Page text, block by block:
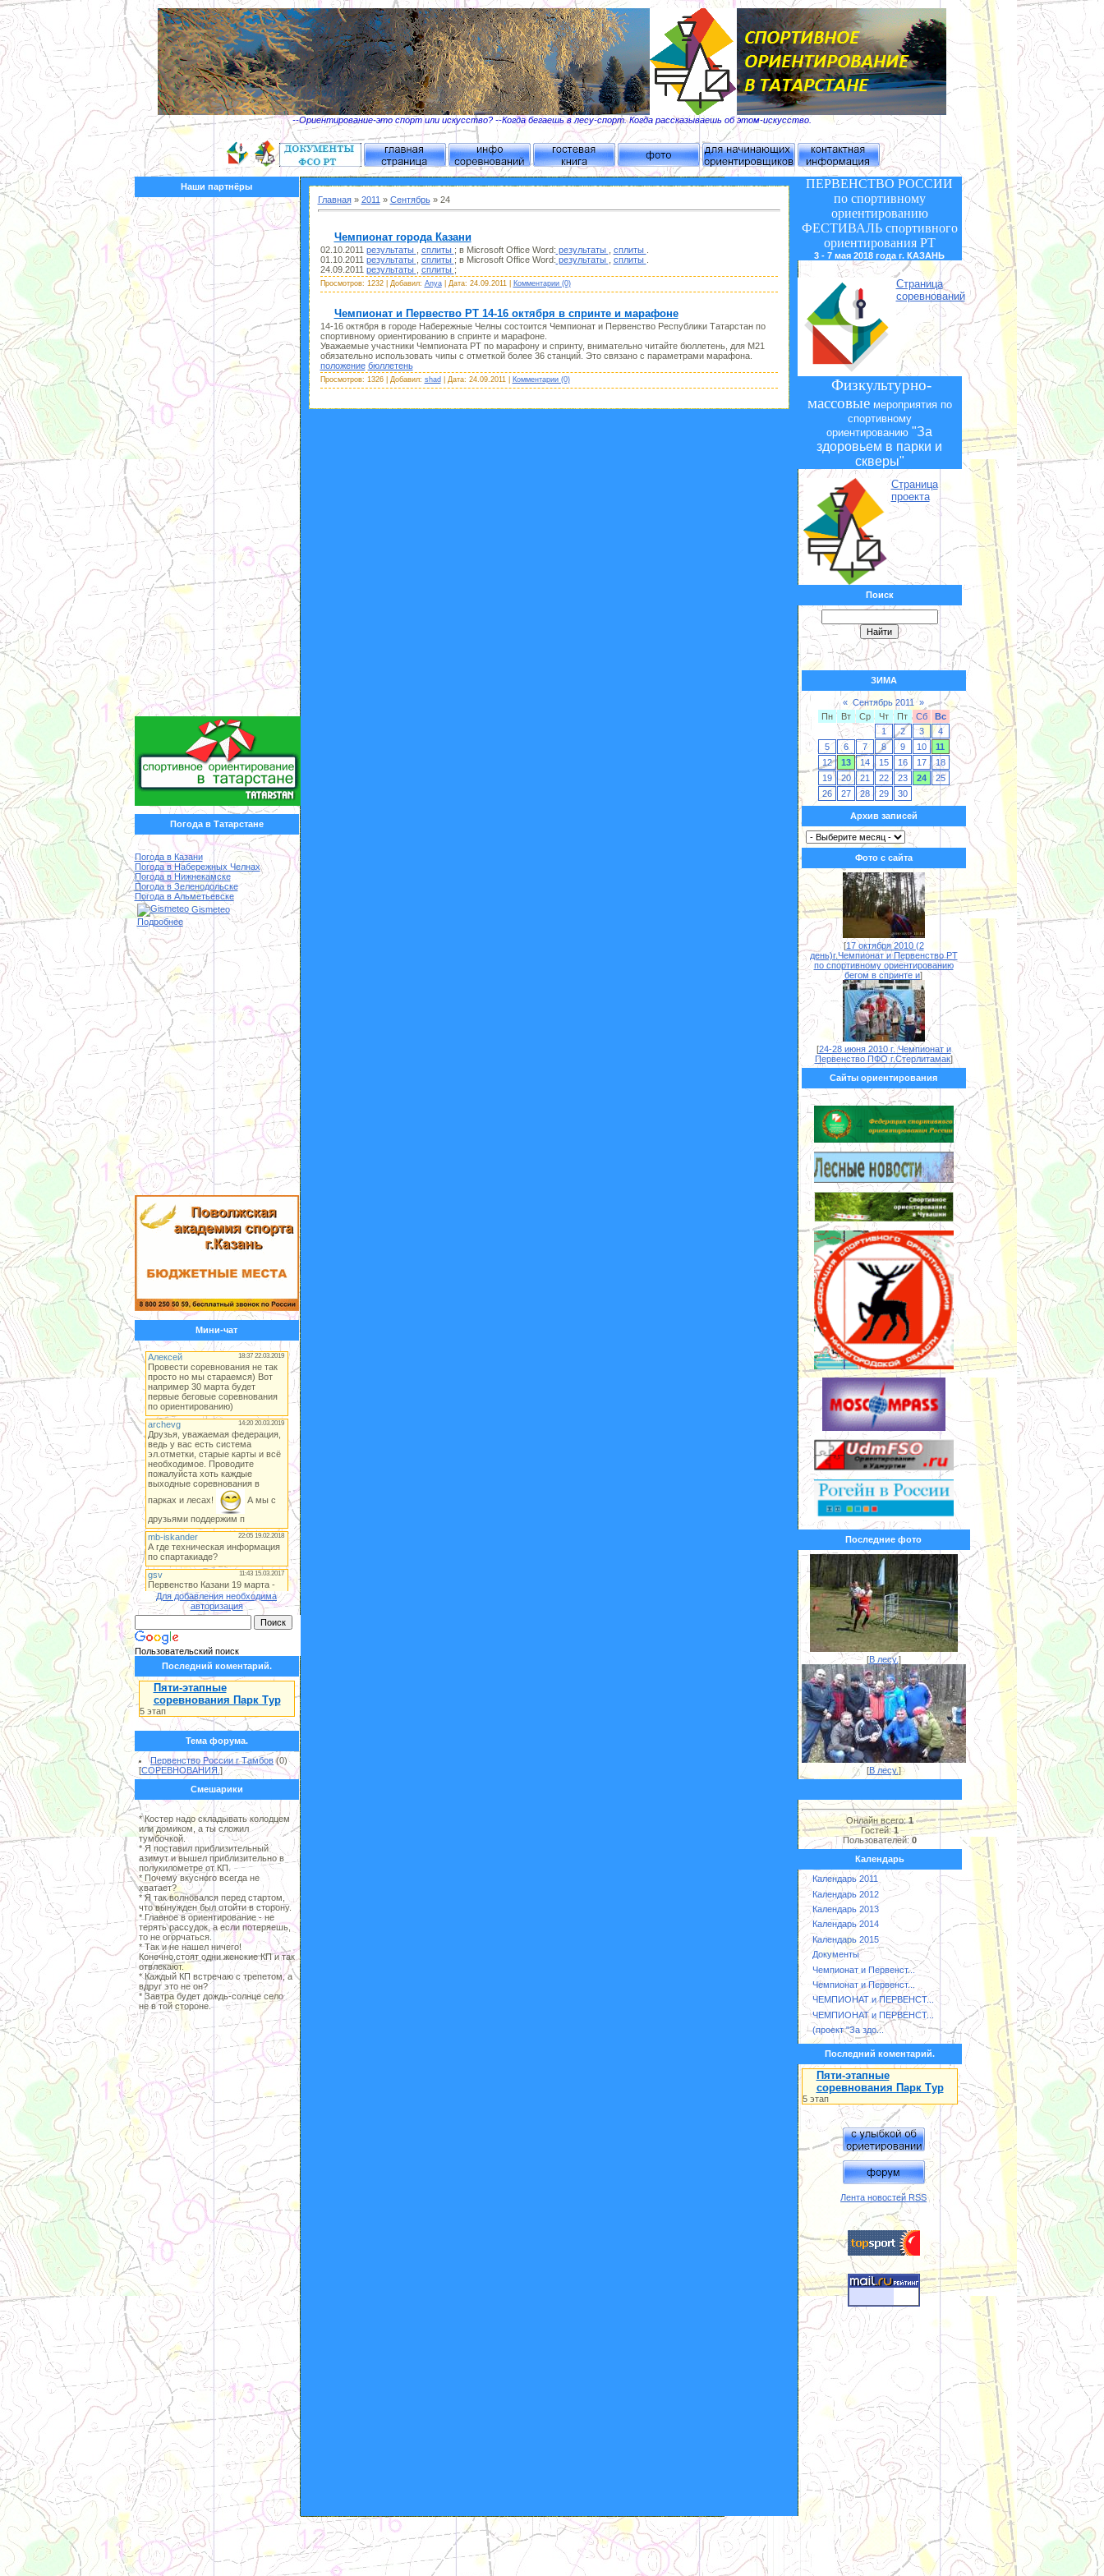
--Ориентирование-это спорт или искусство? --Когда бегаешь в лесу-спорт. Когда рассказываешь об этом-искусство.
Наши партнёры
Погода в Татарстане
Погода в Казани
Погода в Набережных Челнах
Погода в Нижнекамске
Погода в Зеленодольске
Погода в Альметьевске
Gismeteo
Подробнее
Мини-чат
Для добавления необходима
авторизация
Пользовательский поиск
Последний коментарий.
Пяти-этапные
соревнования Парк Тур
5 этап
Тема форума.
Первенство России г Тамбов (0)
[СОРЕВНОВАНИЯ.]
Смешарики
* Костер надо складывать колодцем
или домиком, а ты сложил
тумбочкой.
* Я поставил приблизительный
азимут и вышел приблизительно в
полукилометре от КП.
* Почему вкусного всегда не
хватает?
* Я так волновался перед стартом,
что вынужден был отойти в сторону.
* Главное в ориентирование - не
терять рассудок, а если потеряешь,
то не огорчаться.
* Так и не нашел ничего!
Конечно,стоят одни женские КП и так
отвлекают.
* Каждый КП встречаю с трепетом, а
вдруг это не он?
* Завтра будет дождь-солнце село
не в той стороне.
Главная» 2011 » Сентябрь » 24
Чемпионат города Казани
02.10.2011 результаты сплиты ; в Microsoft Office Word: результаты сплиты
01.10.2011 результаты сплиты ; в Microsoft Office Word: результаты сплиты
24.09.2011 результаты сплиты ;
Просмотров: 1232 Добавил: Anya Дата: 24.09.2011 Комментарии (0)
Чемпионат и Первество РТ 14-16 октября в спринте и марафоне
14-16 октября в городе Набережные Челны состоится Чемпионат и Первенство Республики Татарстан по
спортивному ориентированию в спринте и марафоне.
Уважаемые участники Чемпионата РТ по марафону и спринту, внимательно читайте бюллетень, для М21
обязательно использовать чипы с отметкой более 36 станций. Это связано с параметрами марафона.
положение бюллетень
Просмотров: 1326 Добавил: shad Дата: 24.09.2011 Комментарии (0)
ПЕРВЕНСТВО РОССИИ
по спортивному
ориентированию
ФЕСТИВАЛЬ спортивного
ориентирования РТ
3 - 7 мая 2018 года г. КАЗАНЬ
Страница
соревнований
Физкультурно-
массовыемероприятия по
спортивному
ориентированию "За
здоровьем в парки и
скверы"
Страница
проекта
Поиск
ЗИМА
« Сентябрь 2011 »
Пн
Вт Ср Чт Пт Сб
Вс
1
2 3
4
5
6 7 8 9 10
11
12
13 14 15 16 17
18
19
20 21 22 23 24
25
26
27 28 29 30
Архив записей
Фото с сайта
[17 октября 2010 (2
день)г.Чемпионат и Первенство РТ
по спортивному ориентированию
бегом в спринте и]
[24-28 июня 2010 г. Чемпионат и
Первенство ПФО г.Стерлитамак]
Сайты ориентирования
Последние фото
[В лесу.]
[В лесу.]
Онлайн всего:1
Гостей:1
Пользователей: 0
Календарь
Календарь 2011
Календарь 2012
Календарь 2013
Календарь 2014
Календарь 2015
Документы
Чемпионат и Первенст...
Чемпионат и Первенст...
ЧЕМПИОНАТ и ПЕРВЕНСТ...
ЧЕМПИОНАТ и ПЕРВЕНСТ...
(проект "За здо...
Последний коментарий.
Пяти-этапные
соревнования Парк Тур
5 этап
Лента новостей RSS